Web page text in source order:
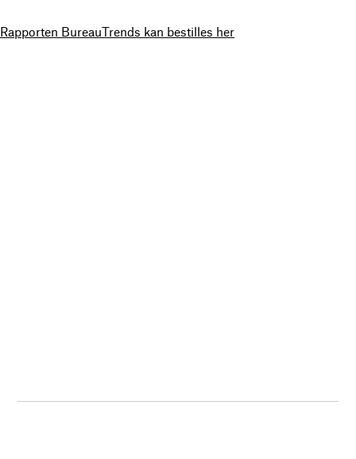
Rapporten BureauTrends kan bestilles her